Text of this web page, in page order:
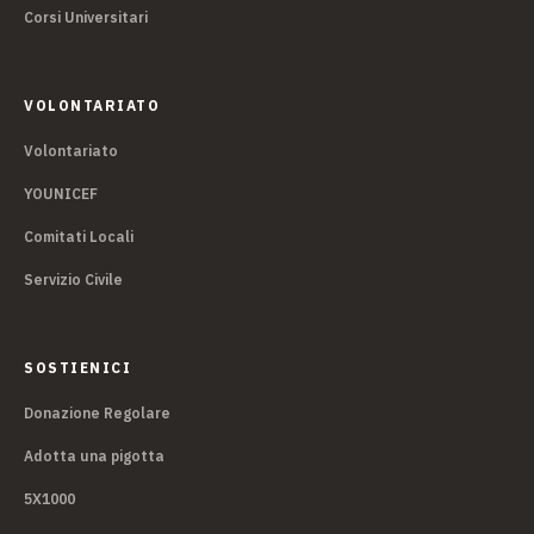
Corsi Universitari
VOLONTARIATO
Volontariato
YOUNICEF
Comitati Locali
Servizio Civile
SOSTIENICI
Donazione Regolare
Adotta una pigotta
5X1000